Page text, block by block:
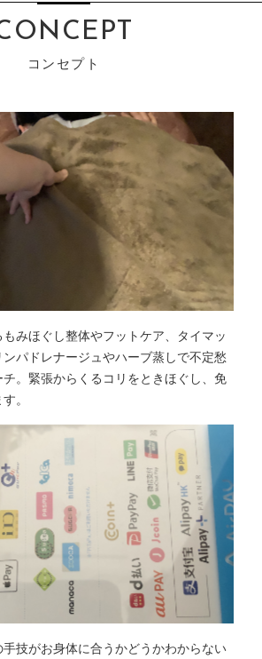
みほぐし整体やフットケア、タイマッ
パドレナージュやハーブ蒸しで不定愁
。緊張からくるコリをときほぐし、免
。
技がお身体に合うかどうかわからない